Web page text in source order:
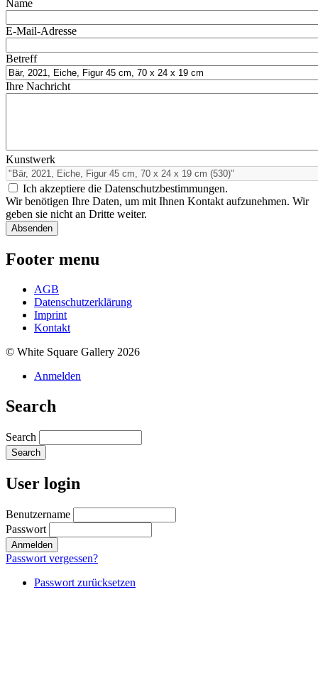
Name
E-Mail-Adresse
Betreff
Ihre Nachricht
Kunstwerk
Ich akzeptiere die Datenschutzbestimmungen.
Wir benötigen Ihre Daten, um mit Ihnen Kontakt aufzunehmen. Wir
geben sie nicht an Dritte weiter.
Footer menu
AGB
Datenschutzerklärung
Imprint
Kontakt
© White Square Gallery 2026
Anmelden
Search
Search
User login
Benutzername
Passwort
Passwort vergessen?
Passwort zurücksetzen